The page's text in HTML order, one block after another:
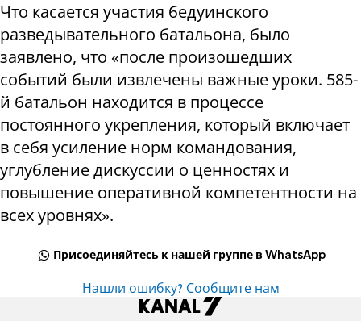
Что касается участия бедуинского
разведывательного батальона, было
заявлено, что «после произошедших
событий были извлечены важные уроки. 585-
й батальон находится в процессе
постоянного укрепления, который включает
в себя усиление норм командования,
углубление дискуссии о ценностях и
повышение оперативной компетентности на
всех уровнях».
Присоединяйтесь к нашей группе в WhatsApp
Нашли ошибку? Сообщите нам